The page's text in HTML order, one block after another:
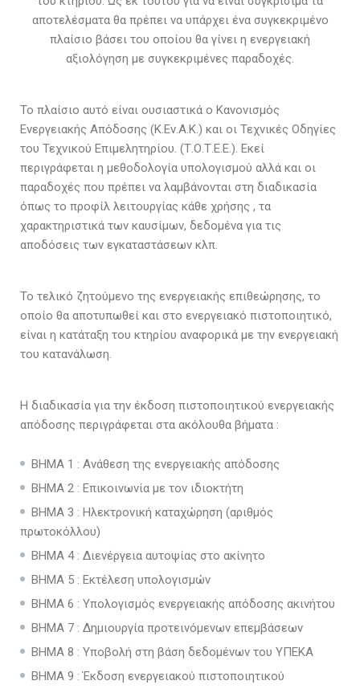
αποτελέσματα θα πρέπει να υπάρχει ένα συγκεκριμένο
πλαίσιο βάσει του οποίου θα γίνει η ενεργειακή
αξιολόγηση με συγκεκριμένες παραδοχές.
Το πλαίσιο αυτό είναι ουσιαστικά ο Κανονισμός
Ενεργειακής Απόδοσης (Κ.Εν.Α.Κ.) και οι Τεχνικές Οδηγίες
του Τεχνικού Επιμελητηρίου. (Τ.Ο.Τ.Ε.Ε.). Εκεί
περιγράφεται η μεθοδολογία υπολογισμού αλλά και οι
παραδοχές που πρέπει να λαμβάνονται στη διαδικασία
όπως το προφίλ λειτουργίας κάθε χρήσης , τα
χαρακτηριστικά των καυσίμων, δεδομένα για τις
αποδόσεις των εγκαταστάσεων κλπ.
Το τελικό ζητούμενο της ενεργειακής επιθεώρησης, το
οποίο θα αποτυπωθεί και στο ενεργειακό πιστοποιητικό,
είναι η κατάταξη του κτηρίου αναφορικά με την ενεργειακή
του κατανάλωση.
Η διαδικασία για την έκδοση πιστοποιητικού ενεργειακής
απόδοσης περιγράφεται στα ακόλουθα βήματα :
ΒΗΜΑ 1 : Ανάθεση της ενεργειακής απόδοσης
ΒΗΜΑ 2 : Επικοινωνία με τον ιδιοκτήτη
ΒΗΜΑ 3 : Ηλεκτρονική καταχώρηση (αριθμός
πρωτοκόλλου)
ΒΗΜΑ 4 : Διενέργεια αυτοψίας στο ακίνητο
ΒΗΜΑ 5 : Εκτέλεση υπολογισμών
ΒΗΜΑ 6 : Υπολογισμός ενεργειακής απόδοσης ακινήτου
ΒΗΜΑ 7 : Δημιουργία προτεινόμενων επεμβάσεων
ΒΗΜΑ 8 : Υποβολή στη βάση δεδομένων του ΥΠΕΚΑ
ΒΗΜΑ 9 : Έκδοση ενεργειακού πιστοποιητικού